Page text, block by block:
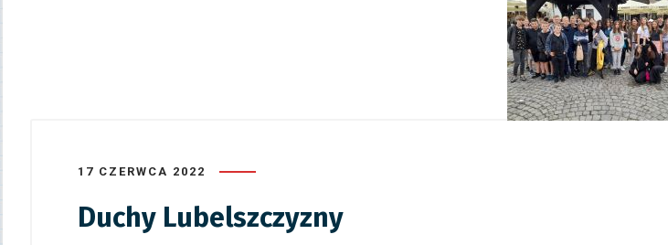
17 CZERWCA 2022
Duchy Lubelszczyzny